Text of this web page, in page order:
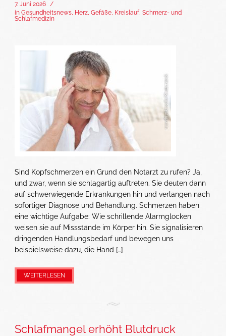
7. Juni 2026 /
in Gesundheitsnews, Herz, Gefäße, Kreislauf, Schmerz- und
Schlafmedizin
Sind Kopfschmerzen ein Grund den Notarzt zu rufen? Ja,
und zwar, wenn sie schlagartig auftreten. Sie deuten dann
auf schwerwiegende Erkrankungen hin und verlangen nach
sofortiger Diagnose und Behandlung. Schmerzen haben
eine wichtige Aufgabe: Wie schrillende Alarmglocken
weisen sie auf Missstände im Körper hin. Sie signalisieren
dringenden Handlungsbedarf und bewegen uns
beispielsweise dazu, die Hand […]
WEITERLESEN
Schlafmangel erhöht Blutdruck